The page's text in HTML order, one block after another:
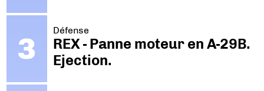
Défense
REX - Panne moteur en A-29B.
Ejection.